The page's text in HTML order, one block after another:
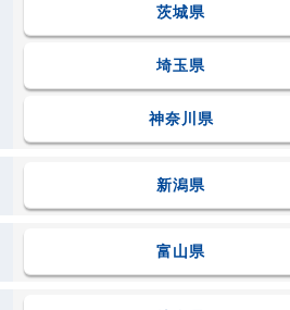
茨城県
埼玉県
神奈川県
新潟県
富山県